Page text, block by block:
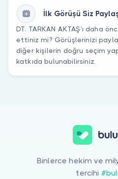
İlk Görüşü Siz
DT. TARKAN AKTAŞ’ı daha
ettiniz mi? Görüşlerinizi
diğer kişilerin doğru seçim
katkıda bulunabilirsiniz.
Binlerce hekim ve
tercihi